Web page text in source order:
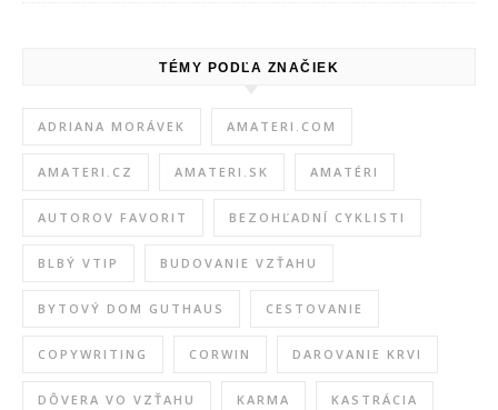
TÉMY PODĽA ZNAČIEK
ADRIANA MORÁVEK AMATERI.COM
AMATERI.CZ AMATERI.SK AMATÉRI
AUTOROV FAVORIT BEZOHĽADNÍ CYKLISTI
BLBÝ VTIP BUDOVANIE VZŤAHU
BYTOVÝ DOM GUTHAUS CESTOVANIE
COPYWRITING CORWIN DAROVANIE KRVI
DÔVERA VO VZŤAHU KARMA KASTRÁCIA